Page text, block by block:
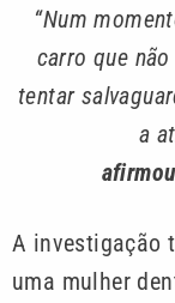
“Num
carro que
tentar
a
A investigação
uma mulher